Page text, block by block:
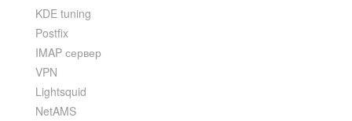
KDE tuning
Postfix
IMAP сервер
VPN
Lightsquid
NetAMS